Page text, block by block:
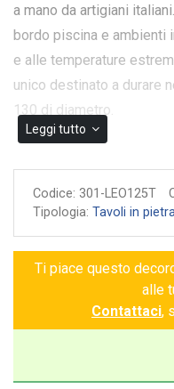
a mano da artigiani
bordo piscina e ambienti
e alle temperature
unico destinato a durare
130 di diametro.
dipinta a mano su pietra
grazie al suo fondo in
verde che ne esalta
trame floreali che
sinfonia di armonia e
dinamismo unico. Ogni
Leggi tutto
Codice: 301-LEO125T
Tipologia: Tavoli in
Ti piace questo
alle
Contattaci,